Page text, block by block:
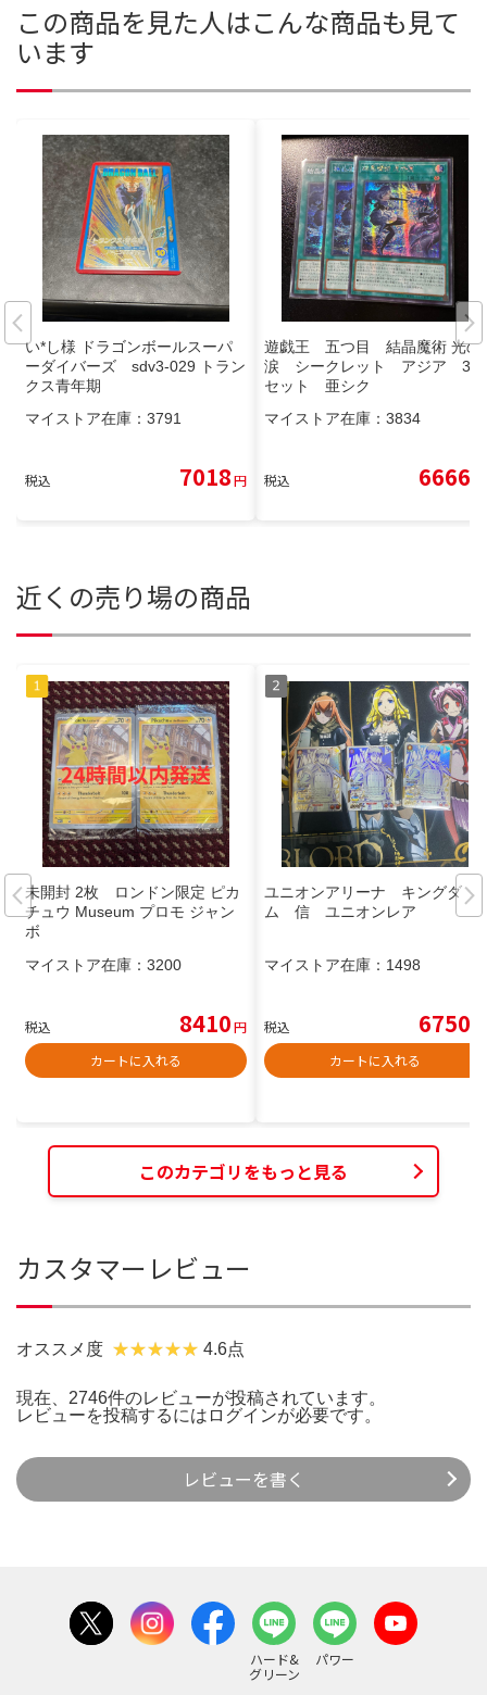
この商品を見た人はこんな商品も見て
います
い*し様 ドラゴンボールスーパ
ーダイバーズ sdv3-029 トラン
クス青年期
マイストア在庫： 3791
税込 7018円
遊戯王 五つ目 結晶魔術 光の
涙 シークレット アジア 3枚
セット 亜シク
マイストア在庫： 3834
税込 6666
近くの売り場の商品
未開封 2枚 ロンドン限定 ピカ
チュウ Museum プロモ ジャン
ボ
マイストア在庫： 3200
税込 8410円
カートに入れる
ユニオンアリーナ キングダ
ム 信 ユニオンレア
マイストア在庫： 1498
税込 6750
カートに入れる
このカテゴリをもっと見る
カスタマーレビュー
オススメ度 4.6点
現在、2746件のレビューが投稿されています。
レビューを投稿するには ログインが必要です。
レビューを書く
ハード&
グリーン
パワー